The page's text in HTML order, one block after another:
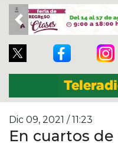
Previous
Dic 09, 2021 / 11:23
En cuartos